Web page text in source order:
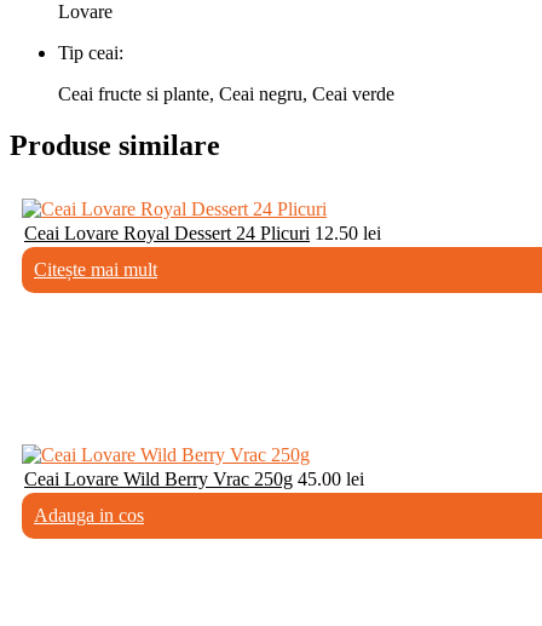
Lovare
Tip ceai:
Ceai fructe si plante, Ceai negru, Ceai verde
Produse similare
Ceai Lovare Royal Dessert 24 Plicuri 12.50 lei
Citește mai mult
Ceai Lovare Wild Berry Vrac 250g 45.00 lei
Adauga in cos